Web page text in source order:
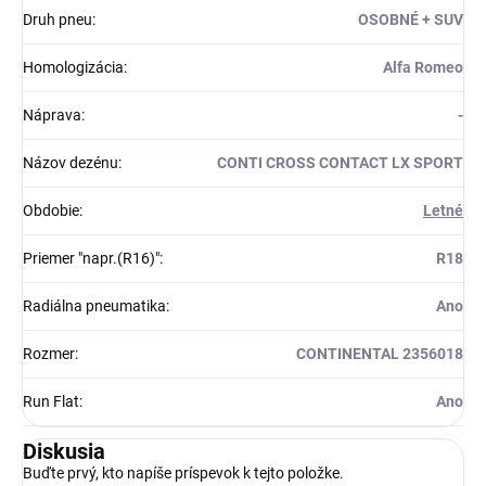
Druh pneu: OSOBNÉ + SUV
Homologizácia: Alfa Romeo
Náprava: -
Názov dezénu: CONTI CROSS CONTACT LX SPORT
Obdobie: Letné
Priemer "napr.(R16)": R18
Radiálna pneumatika: Ano
Rozmer: CONTINENTAL 2356018
Run Flat: Ano
Diskusia
Buďte prvý, kto napíše príspevok k tejto položke.